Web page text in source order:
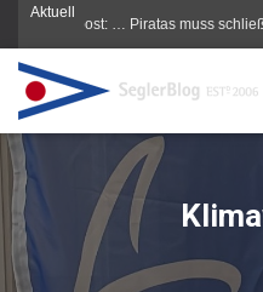
Aktuell
… Piratas muss schließen